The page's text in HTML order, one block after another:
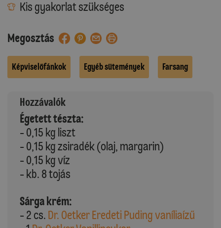
Kis gyakorlat szükséges
Megosztás
Képviselőfánkok Egyéb sütemények Farsang
Hozzávalók
Égetett tészta:
- 0,15 kg liszt
- 0,15 kg zsiradék (olaj, margarin)
- 0,15 kg víz
- kb. 8 tojás
Sárga krém:
- 2 cs. Dr. Oetker Eredeti Puding vaníliaízű